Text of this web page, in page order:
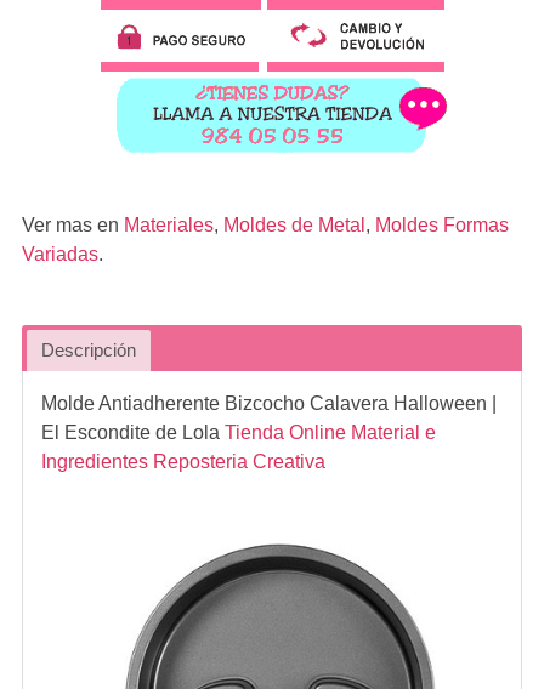
Ver mas en Materiales, Moldes de Metal , Moldes Formas
Variadas.
Descripción
Molde Antiadherente Bizcocho Calavera Halloween
El Escondite de Lola Tienda Online Material e
Ingredientes Reposteria Creativa